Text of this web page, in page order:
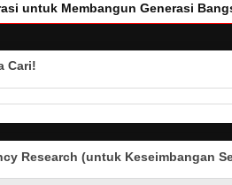
untuk Membangun Generasi
Cari!
Research (untuk Keseimbangan